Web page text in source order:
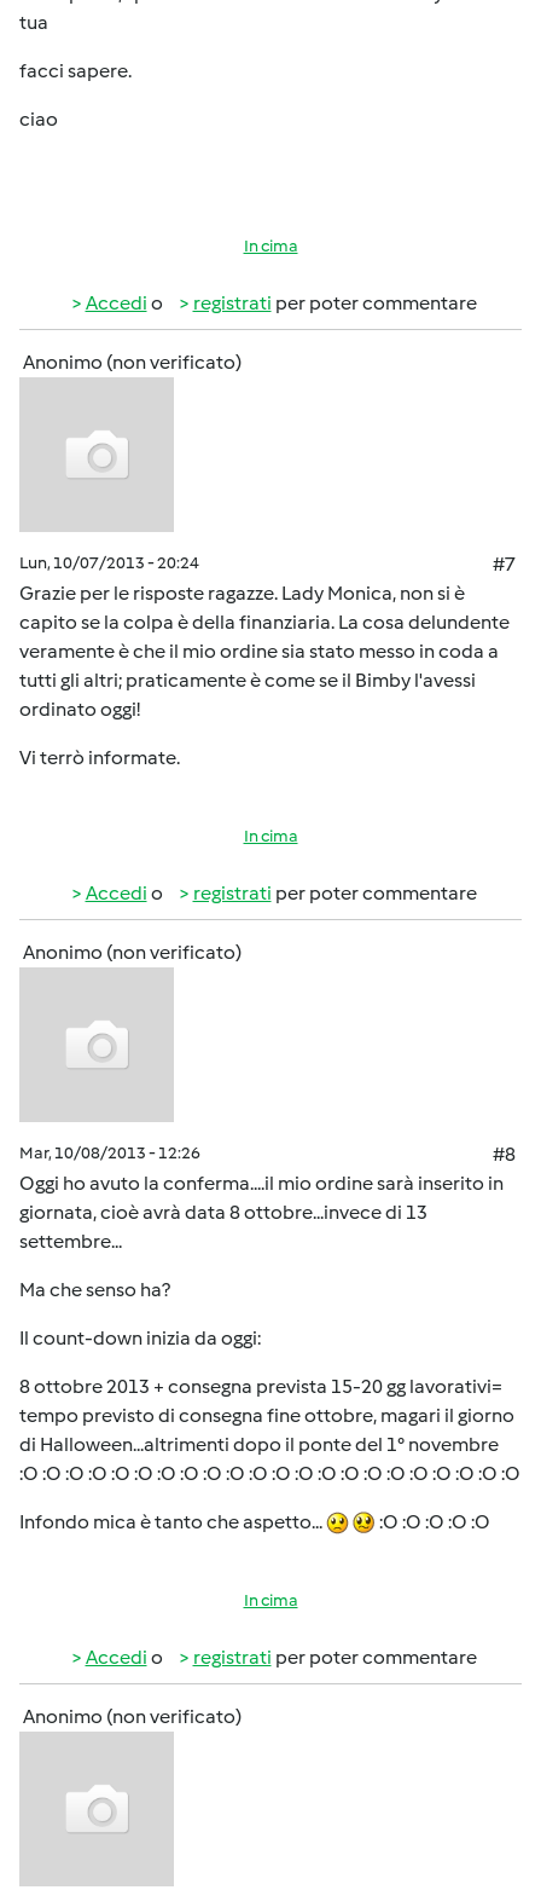
tua
facci sapere.
ciao
In cima
Accedi o registrati per poter commentare
Anonimo (non verificato)
Lun, 10/07/2013 - 20:24
#7
Grazie per le risposte ragazze. Lady Monica, non si è
capito se la colpa è della finanziaria. La cosa delundente
veramente è che il mio ordine sia stato messo in coda a
tutti gli altri; praticamente è come se il Bimby l'avessi
ordinato oggi!
Vi terrò informate.
In cima
Accedi o registrati per poter commentare
Anonimo (non verificato)
Mar, 10/08/2013 - 12:26
#8
Oggi ho avuto la conferma....il mio ordine sarà inserito in
giornata, cioè avrà data 8 ottobre...invece di 13
settembre...
Ma che senso ha?
Il count-down inizia da oggi:
8 ottobre 2013 + consegna prevista 15-20 gg lavorativi=
tempo previsto di consegna fine ottobre, magari il giorno
di Halloween...altrimenti dopo il ponte del 1° novembre
:O :O :O :O :O :O :O :O :O :O :O :O :O :O :O :O :O :O :O :O :O :O
Infondo mica è tanto che aspetto... :O :O :O :O :O
In cima
Accedi o registrati per poter commentare
Anonimo (non verificato)